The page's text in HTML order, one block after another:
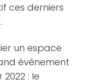
ces derniers
.
un espace
événement
: le